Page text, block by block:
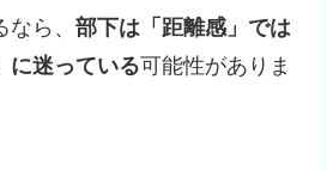
なら、部下は「距離感」では
に迷っている可能性がありま